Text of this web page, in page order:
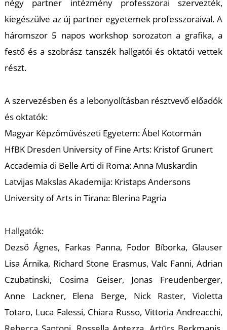
négy partner intézmény professzorai szervezték,
kiegészülve az új partner egyetemek professzoraival. A
háromszor 5 napos workshop sorozaton a grafika, a
festő és a szobrász tanszék hallgatói és oktatói vettek
részt.
A szervezésben és a lebonyolításban résztvevő előadók
és oktatók:
Magyar Képzőművészeti Egyetem: Ábel Kotormán
HfBK Dresden University of Fine Arts: Kristof Grunert
Accademia di Belle Arti di Roma: Anna Muskardin
Latvijas Makslas Akademija: Kristaps Andersons
University of Arts in Tirana: Blerina Pagria
Hallgatók:
Dezső Ágnes, Farkas Panna, Fodor Bíborka, Glauser
Lisa Árnika, Richard Stone Erasmus, Valc Fanni, Adrian
Czubatinski, Cosima Geiser, Jonas Freudenberger,
Anne Lackner, Elena Berge, Nick Raster, Violetta
Totaro, Luca Falessi, Chiara Russo, Vittoria Andreacchi,